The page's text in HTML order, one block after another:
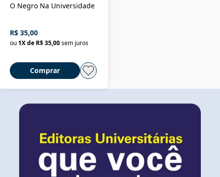
O Negro Na Universidade
R$ 35,00
ou1X de R$ 35,00sem juros
Comprar